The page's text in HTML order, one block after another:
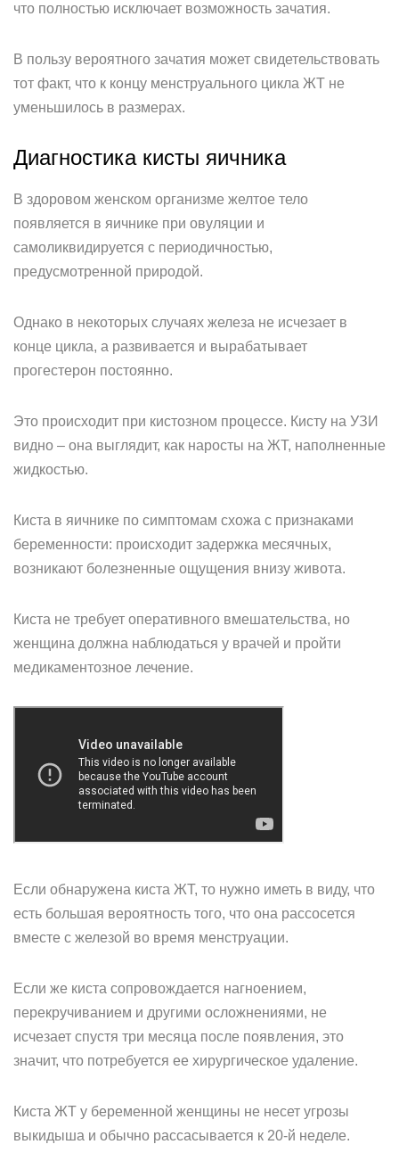
что полностью исключает возможность зачатия.
В пользу вероятного зачатия может свидетельствовать
тот факт, что к концу менструального цикла ЖТ не
уменьшилось в размерах.
Диагностика кисты яичника
В здоровом женском организме желтое тело
появляется в яичнике при овуляции и
самоликвидируется с периодичностью,
предусмотренной природой.
Однако в некоторых случаях железа не исчезает в
конце цикла, а развивается и вырабатывает
прогестерон постоянно.
Это происходит при кистозном процессе. Кисту на УЗИ
видно – она выглядит, как наросты на ЖТ, наполненные
жидкостью.
Киста в яичнике по симптомам схожа с признаками
беременности: происходит задержка месячных,
возникают болезненные ощущения внизу живота.
Киста не требует оперативного вмешательства, но
женщина должна наблюдаться у врачей и пройти
медикаментозное лечение.
Если обнаружена киста ЖТ, то нужно иметь в виду, что
есть большая вероятность того, что она рассосется
вместе с железой во время менструации.
Если же киста сопровождается нагноением,
перекручиванием и другими осложнениями, не
исчезает спустя три месяца после появления, это
значит, что потребуется ее хирургическое удаление.
Киста ЖТ у беременной женщины не несет угрозы
выкидыша и обычно рассасывается к 20-й неделе.